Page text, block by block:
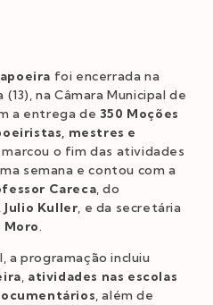
foi encerrada na
na Câmara Municipal de
a entrega de 350 Moções
mestres e
o fim das atividades
semana e contou com a
Careca, do
Julio Kuller, e da secretária
Moro.
a programação incluiu
, atividades nas escolas
, além de